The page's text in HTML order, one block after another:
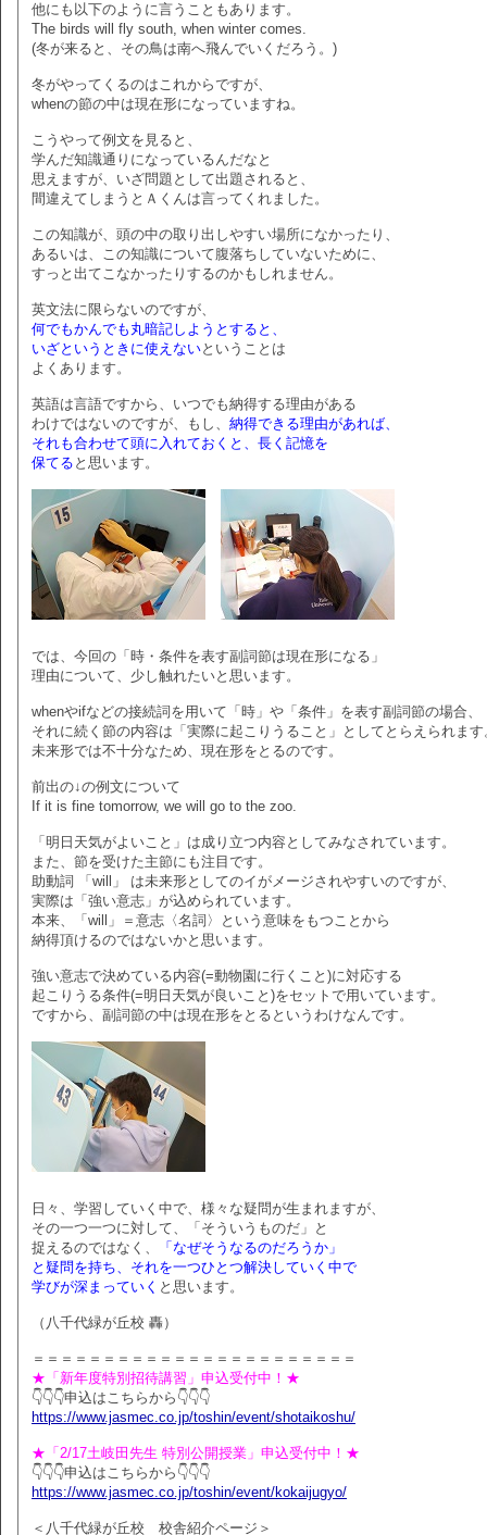
他にも以下のように言うこともあります。
The birds will fly south, when winter comes.
(冬が来ると、その鳥は南へ飛んでいくだろう。)
冬がやってくるのはこれからですが、
whenの節の中は現在形になっていますね。
こうやって例文を見ると、
学んだ知識通りになっているんだなと
思えますが、いざ問題として出題されると、
間違えてしまうとＡくんは言ってくれました。
この知識が、頭の中の取り出しやすい場所になかったり、
あるいは、この知識について腹落ちしていないために、
すっと出てこなかったりするのかもしれません。
英文法に限らないのですが、
何でもかんでも丸暗記しようとすると、
いざというときに使えないということは
よくあります。
英語は言語ですから、いつでも納得する理由がある
わけではないのですが、もし、 納得できる理由があれば、
それも合わせて頭に入れておくと、長く記憶を
保てる と思います。
では、今回の「時・条件を表す副詞節は現在形になる」
理由について、少し触れたいと思います。
whenやifなどの接続詞を用いて「時」や「条件」を表す副詞節の場合、
それに続く節の内容は「実際に起こりうること」としてとらえられます
未来形では不十分なため、現在形をとるのです。
前出の↓の例文について
If it is fine tomorrow, we will go to the zoo.
「明日天気がよいこと」は成り立つ内容としてみなされています。
また、節を受けた主節にも注目です。
助動詞 「will」 は未来形としてのイがメージされやすいのですが、
実際は「強い意志」が込められています。
本来、「will」＝意志〈名詞〉という意味をもつことから
納得頂けるのではないかと思います。
強い意志で決めている内容(=動物園に行くこと)に対応する
起こりうる条件(=明日天気が良いこと)をセットで用いています。
ですから、副詞節の中は現在形をとるというわけなんです。
日々、学習していく中で、様々な疑問が生まれますが、
その一つ一つに対して、「そういうものだ」と
捉えるのではなく、
「なぜそうなるのだろうか」
と疑問を持ち、それを一つひとつ解決していく中で
学びが深まっていく と思います。
（八千代緑が丘校 轟）
＝＝＝＝＝＝＝＝＝＝＝＝＝＝＝＝＝＝＝＝＝＝＝
★「新年度特別招待講習」申込受付中！★
👇👇👇申込はこちらから👇👇👇
https://www.jasmec.co.jp/toshin/event/shotaikoshu/
★「2/17土岐田先生 特別公開授業」申込受付中！★
👇👇👇申込はこちらから👇👇👇
https://www.jasmec.co.jp/toshin/event/kokaijugyo/
＜八千代緑が丘校 校舎紹介ページ＞